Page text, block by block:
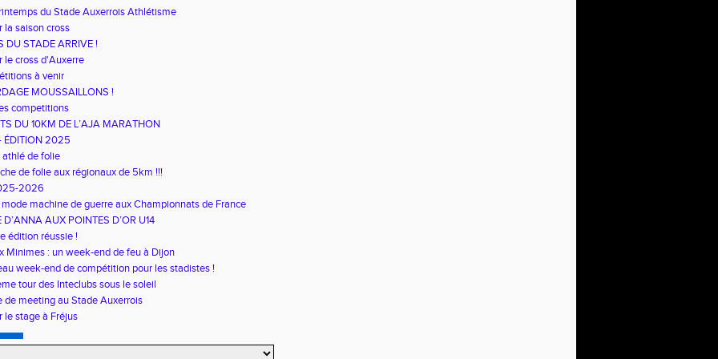
du Stade Auxerrois Athlétisme
la saison cross
DU STADE ARRIVE !
le cross d'Auxerre
à venir
MOUSSAILLONS !
competitions
DU 10KM DE L’AJA MARATHON
ÉDITION 2025
athlé de folie
de folie aux régionaux de 5km !!!
2026
machine de guerre aux Championnats de France
D’ANNA AUX POINTES D’OR U14
édition réussie !
Minimes : un week-end de feu à Dijon
week-end de compétition pour les stadistes !
tour des Inteclubs sous le soleil
de meeting au Stade Auxerrois
le stage à Fréjus